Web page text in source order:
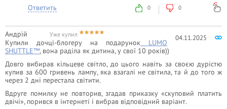
Ответить 0 0
04.11.2025
Андрій Уже купил
Купили дочці-блогеру на подарунок LUMO
SHUTTLE™, вона раділа як дитина, у свої 10 років))
Довго вибирав кільцеве світло, до цього навіть за своєю дурістю
купив за 600 гривень лампу, яка взагалі не світила, та й до того ж
через 2 дні перестала світити.
Вдруге помилку не повторив, згадав приказку «скуповий платить
двічі», порився в інтернеті і вибрав відповідний варіант.